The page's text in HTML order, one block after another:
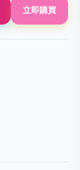
立即購買